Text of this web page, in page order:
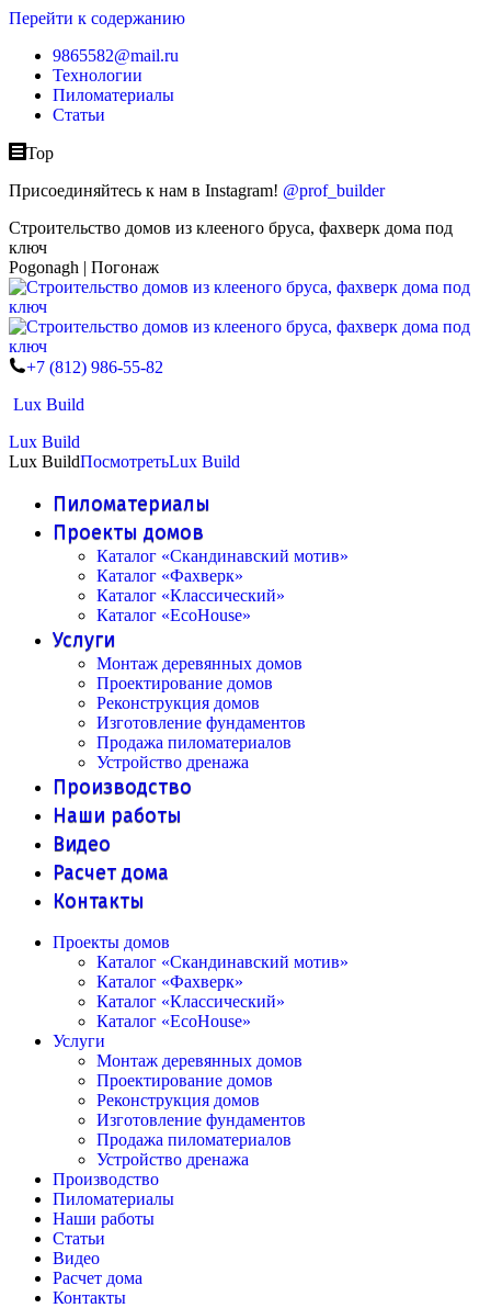
Перейти к содержанию
9865582@mail.ru
Технологии
Пиломатериалы
Статьи
Top
Присоединяйтесь к нам в Instagram! @prof_builder
Строительство домов из клееного бруса, фахверк дома под
ключ
Pogonagh | Погонаж
+7 (812) 986-55-82
Lux Build
Lux Build
Lux BuildПосмотретьLux Build
Пиломатериалы
Проекты домов
Каталог «Скандинавский мотив»
Каталог «Фахверк»
Каталог «Классический»
Каталог «EcoHouse»
Услуги
Монтаж деревянных домов
Проектирование домов
Реконструкция домов
Изготовление фундаментов
Продажа пиломатериалов
Устройство дренажа
Производство
Наши работы
Видео
Расчет дома
Контакты
Проекты домов
Каталог «Скандинавский мотив»
Каталог «Фахверк»
Каталог «Классический»
Каталог «EcoHouse»
Услуги
Монтаж деревянных домов
Проектирование домов
Реконструкция домов
Изготовление фундаментов
Продажа пиломатериалов
Устройство дренажа
Производство
Пиломатериалы
Наши работы
Статьи
Видео
Расчет дома
Контакты